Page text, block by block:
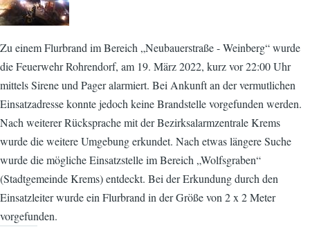
Zu einem Flurbrand im Bereich „Neubauerstraße - Weinberg“ wurde
die Feuerwehr Rohrendorf, am 19. März 2022, kurz vor 22:00 Uhr
mittels Sirene und Pager alarmiert. Bei Ankunft an der vermutlichen
Einsatzadresse konnte jedoch keine Brandstelle vorgefunden werden.
Nach weiterer Rücksprache mit der Bezirksalarmzentrale Krems
wurde die weitere Umgebung erkundet. Nach etwas längere Suche
wurde die mögliche Einsatzstelle im Bereich „Wolfsgraben“
(Stadtgemeinde Krems) entdeckt. Bei der Erkundung durch den
Einsatzleiter wurde ein Flurbrand in der Größe von 2 x 2 Meter
vorgefunden.